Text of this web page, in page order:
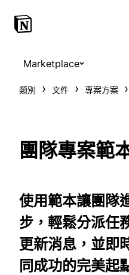
Marketplace
類別 文件 專案方案
團隊專案範
使用範本讓團隊
步，輕鬆分派任
更新消息，並即
同成功的完美起